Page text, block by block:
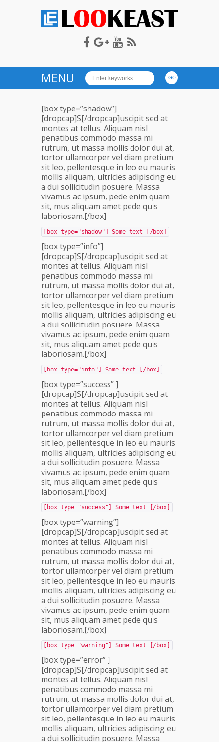
LOOKEAST
MENU
[box type=”shadow”]
[dropcap]S[/dropcap]uscipit sed at
montes at tellus. Aliquam nisl
penatibus commodo massa mi
rutrum, ut massa mollis dolor dui at,
tortor ullamcorper vel diam pretium
sit leo, pellentesque in leo eu mauris
mollis aliquam, ultricies adipiscing eu
a dui sollicitudin posuere. Massa
vivamus ac ipsum, pede enim quam
sit, mus aliquam amet pede quis
laboriosam.[/box]
[box type="shadow"] Some text [/box]
[box type=”info”]
[dropcap]S[/dropcap]uscipit sed at
montes at tellus. Aliquam nisl
penatibus commodo massa mi
rutrum, ut massa mollis dolor dui at,
tortor ullamcorper vel diam pretium
sit leo, pellentesque in leo eu mauris
mollis aliquam, ultricies adipiscing eu
a dui sollicitudin posuere. Massa
vivamus ac ipsum, pede enim quam
sit, mus aliquam amet pede quis
laboriosam.[/box]
[box type="info"] Some text [/box]
[box type=”success” ]
[dropcap]S[/dropcap]uscipit sed at
montes at tellus. Aliquam nisl
penatibus commodo massa mi
rutrum, ut massa mollis dolor dui at,
tortor ullamcorper vel diam pretium
sit leo, pellentesque in leo eu mauris
mollis aliquam, ultricies adipiscing eu
a dui sollicitudin posuere. Massa
vivamus ac ipsum, pede enim quam
sit, mus aliquam amet pede quis
laboriosam.[/box]
[box type="success"] Some text [/box]
[box type=”warning”]
[dropcap]S[/dropcap]uscipit sed at
montes at tellus. Aliquam nisl
penatibus commodo massa mi
rutrum, ut massa mollis dolor dui at,
tortor ullamcorper vel diam pretium
sit leo, pellentesque in leo eu mauris
mollis aliquam, ultricies adipiscing eu
a dui sollicitudin posuere. Massa
vivamus ac ipsum, pede enim quam
sit, mus aliquam amet pede quis
laboriosam.[/box]
[box type="warning"] Some text [/box]
[box type=”error” ]
[dropcap]S[/dropcap]uscipit sed at
montes at tellus. Aliquam nisl
penatibus commodo massa mi
rutrum, ut massa mollis dolor dui at,
tortor ullamcorper vel diam pretium
sit leo, pellentesque in leo eu mauris
mollis aliquam, ultricies adipiscing eu
a dui sollicitudin posuere. Massa